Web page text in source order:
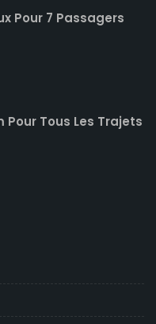
Pour 7 Passagers
Pour Tous Les Trajets